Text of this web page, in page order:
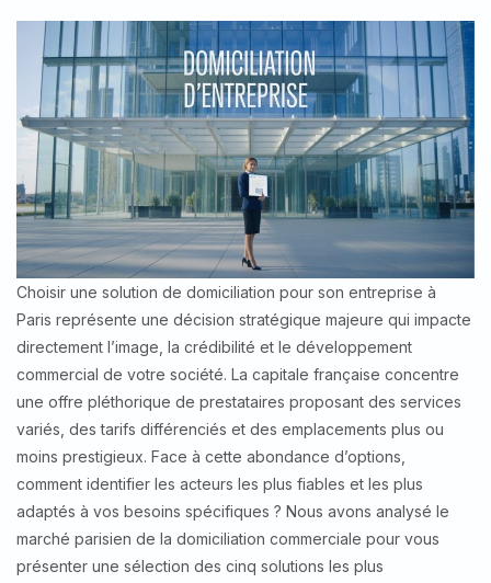
Choisir une solution de domiciliation pour son entreprise à
Paris représente une décision stratégique majeure qui impacte
directement l’image, la crédibilité et le développement
commercial de votre société. La capitale française concentre
une offre pléthorique de prestataires proposant des services
variés, des tarifs différenciés et des emplacements plus ou
moins prestigieux. Face à cette abondance d’options,
comment identifier les acteurs les plus fiables et les plus
adaptés à vos besoins spécifiques ? Nous avons analysé le
marché parisien de la domiciliation commerciale pour vous
présenter une sélection des cinq solutions les plus